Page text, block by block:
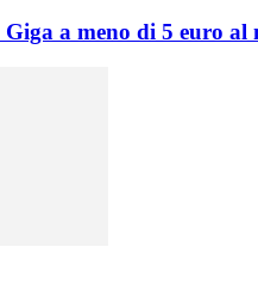
a meno di 5 euro al